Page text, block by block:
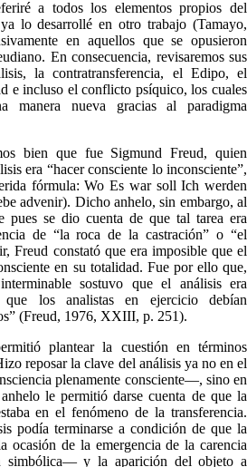
a todos los elementos propios del
lo desarrollé en otro trabajo (Tamayo,
en aquellos que se opusieron
En consecuencia, revisaremos sus
la contratransferencia, el Edipo, el
e incluso el conflicto psíquico, los cuales
manera nueva gracias al paradigma
bien que fue Sigmund Freud, quien
era “hacer consciente lo inconsciente”,
fórmula: Wo Es war soll Ich werden
advenir). Dicho anhelo, sin embargo, al
pues se dio cuenta de que tal tarea era
de “la roca de la castración” o “el
Freud constató que era imposible que el
en su totalidad. Fue por ello que,
sostuvo que el análisis era
los analistas en ejercicio debían
(Freud, 1976, XXIII, p. 251).
plantear la cuestión en términos
reposar la clave del análisis ya no en el
plenamente consciente—, sino en
le permitió darse cuenta de que la
en el fenómeno de la transferencia.
podía terminarse a condición de que la
ocasión de la emergencia de la carencia
simbólica— y la aparición del objeto a